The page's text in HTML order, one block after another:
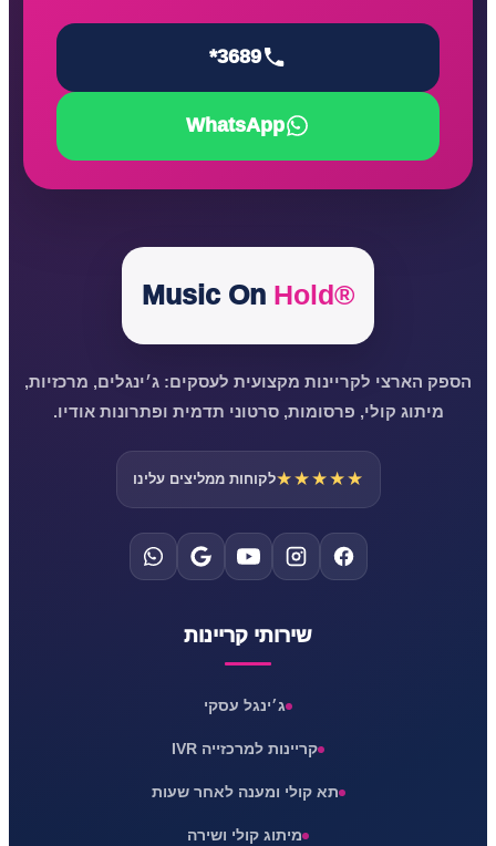
*3689
WhatsApp
Music On Hold®
הספק הארצי לקריינות מקצועית לעסקים: ג׳ינגלים, מרכזיות,
מיתוג קולי, פרסומות, סרטוני תדמית ופתרונות אודיו.
★★★★★לקוחות ממליצים עלינו
שירותי קריינות
ג׳ינגל עסקי
קריינות למרכזייה IVR
תא קולי ומענה לאחר שעות
מיתוג קולי ושירה